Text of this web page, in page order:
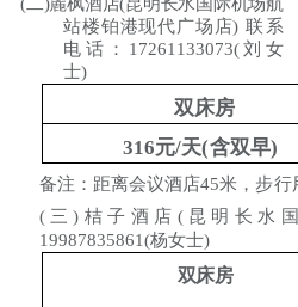
站楼铂港现代广场店) 联系
电话： 17261133073(刘女
士)
双床房
316元/天(含双早)
备注：距离会议酒店45米，步行
(三)桔子酒店(昆明长水
19987835861(杨女士)
双床房